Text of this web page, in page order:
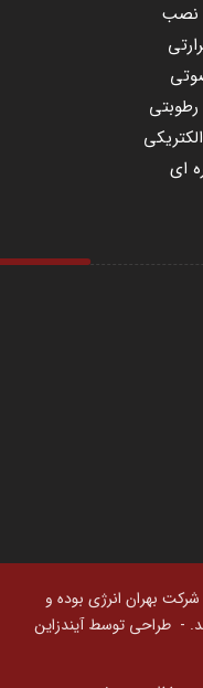
نصب
ای
بهران انرژی بوده و
-طراحی توسط آیندزاین